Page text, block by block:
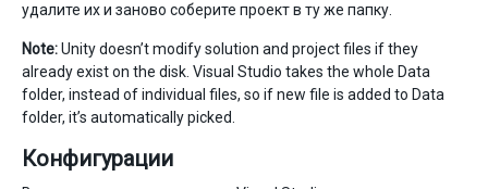
удалите их и заново соберите проект в ту же папку.
Note:Unity doesn’t modify solution and project files if they
already exist on the disk. Visual Studio takes the whole Data
folder, instead of individual files, so if new file is added to Data
folder, it’s automatically picked.
Конфигурации